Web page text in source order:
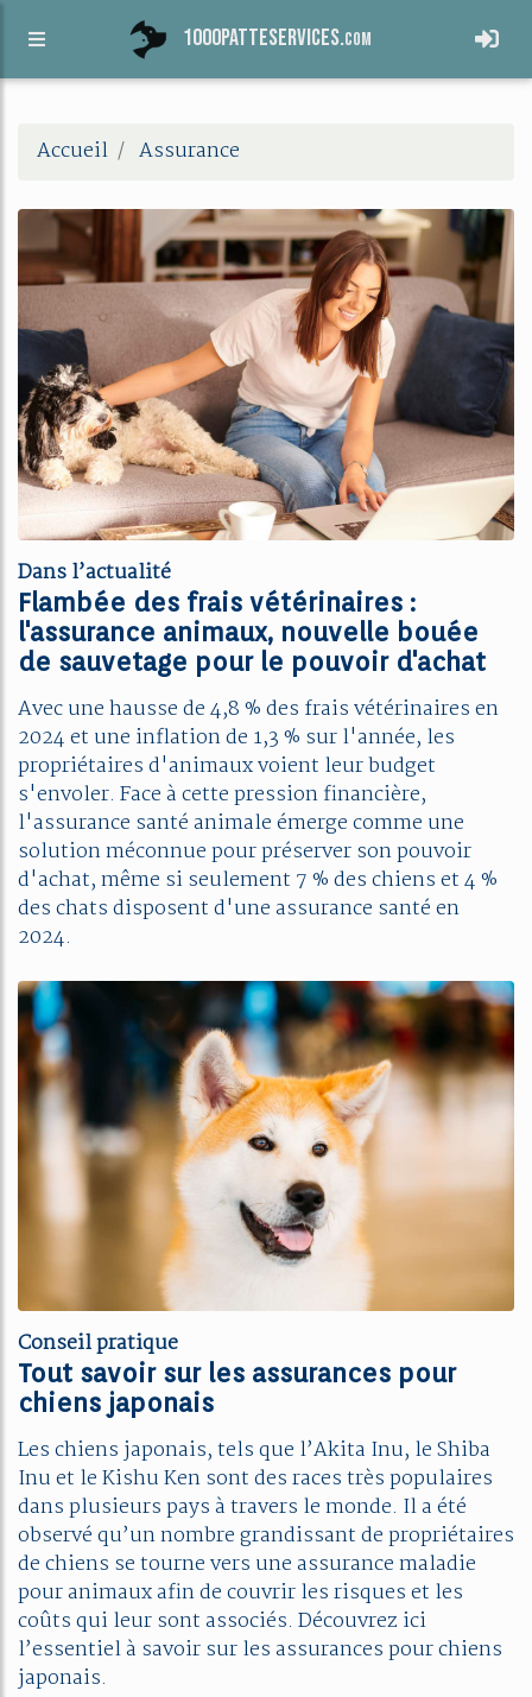
1000patteservices.com
Accueil Assurance
Dans l’actualité
Flambée des frais vétérinaires :
l'assurance animaux, nouvelle bouée
de sauvetage pour le pouvoir d'achat
Avec une hausse de 4,8 % des frais vétérinaires en
2024 et une inflation de 1,3 % sur l'année, les
propriétaires d'animaux voient leur budget
s'envoler. Face à cette pression financière,
l'assurance santé animale émerge comme une
solution méconnue pour préserver son pouvoir
d'achat, même si seulement 7 % des chiens et 4 %
des chats disposent d'une assurance santé en
2024.
Conseil pratique
Tout savoir sur les assurances pour
chiens japonais
Les chiens japonais, tels que l’Akita Inu, le Shiba
Inu et le Kishu Ken sont des races très populaires
dans plusieurs pays à travers le monde. Il a été
observé qu’un nombre grandissant de propriétaires
de chiens se tourne vers une assurance maladie
pour animaux afin de couvrir les risques et les
coûts qui leur sont associés. Découvrez ici
l’essentiel à savoir sur les assurances pour chiens
japonais.